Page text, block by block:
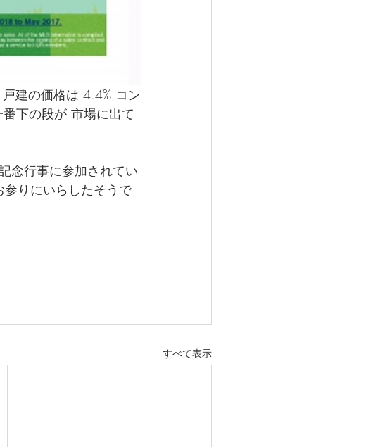
建の価格は 4.4%,コン
下の段が 市場に出て
念行事に参加されてい
りにいらしたそうで
すべて表示